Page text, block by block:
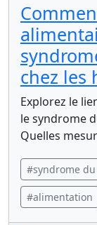
chez les
Explorez le
le syndrome
Quelles
#syndrome
#alimentation